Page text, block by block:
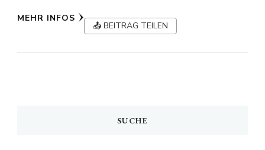
MEHR INFOS
📤 BEITRAG TEILEN
SUCHE